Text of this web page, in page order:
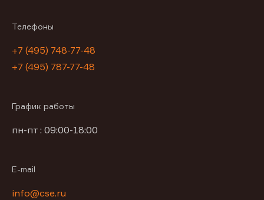
Телефоны
+7 (495) 748-77-48
+7 (495) 787-77-48
График работы
пн-пт : 09:00-18:00
E-mail
info@cse.ru